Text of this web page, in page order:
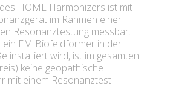
HOME Harmonizers ist mit
im Rahmen einer
Resonanztestung messbar.
ein FM Biofeldformer in der
installiert wird, ist im gesamten
keine geopathische
mit einem Resonanztest